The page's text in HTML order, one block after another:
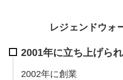
レジェンドウォ
2001年に立ち上げられ
2002年に創業